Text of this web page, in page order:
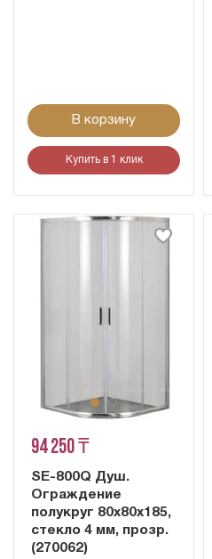
В корзину
Купить в 1 клик
94 250 ₸
SE-800Q Душ.
Ограждение
полукруг 80х80х185,
стекло 4 мм, прозр.
(270062)